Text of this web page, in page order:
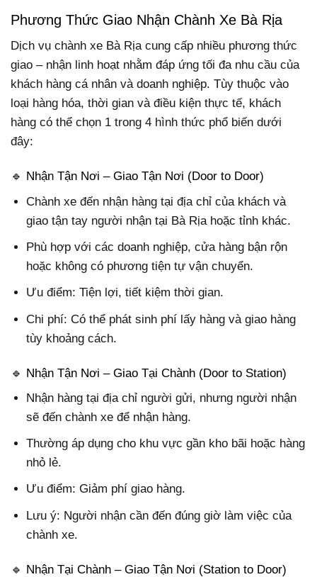
Phương Thức Giao Nhận Chành Xe Bà Rịa
Dịch vụ chành xe Bà Rịa cung cấp nhiều phương thức
giao – nhận linh hoạt nhằm đáp ứng tối đa nhu cầu của
khách hàng cá nhân và doanh nghiệp. Tùy thuộc vào
loại hàng hóa, thời gian và điều kiện thực tế, khách
hàng có thể chọn 1 trong 4 hình thức phổ biến dưới
đây:
🔹 Nhận Tận Nơi – Giao Tận Nơi (Door to Door)
Chành xe đến nhận hàng tại địa chỉ của khách và
giao tận tay người nhận tại Bà Rịa hoặc tỉnh khác.
Phù hợp với các doanh nghiệp, cửa hàng bận rộn
hoặc không có phương tiện tự vận chuyển.
Ưu điểm: Tiện lợi, tiết kiệm thời gian.
Chi phí: Có thể phát sinh phí lấy hàng và giao hàng
tùy khoảng cách.
🔹 Nhận Tận Nơi – Giao Tại Chành (Door to Station)
Nhận hàng tại địa chỉ người gửi, nhưng người nhận
sẽ đến chành xe để nhận hàng.
Thường áp dụng cho khu vực gần kho bãi hoặc hàng
nhỏ lẻ.
Ưu điểm: Giảm phí giao hàng.
Lưu ý: Người nhận cần đến đúng giờ làm việc của
chành xe.
🔹 Nhận Tại Chành – Giao Tận Nơi (Station to Door)